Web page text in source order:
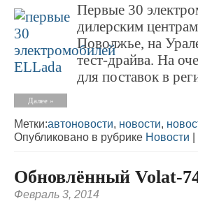
Первые 30
дилерским
Поволжье, на
тест-драйва. На
для поставок в
Далее »
Метки:автоновости, новости,
Опубликовано в рубрике Новости |
Обновлённый Volat-
Февраль 3, 2014